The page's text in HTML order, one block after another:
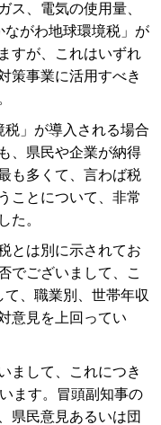
ス、電気の使用量、
ながわ地球環境税」が
すが、これはいずれ
策事業に活用すべき
税」が導入される場合
、県民や企業が納得
も多くて、言わば税
ことについて、非常
た。
とは別に示されてお
でございまして、こ
、職業別、世帯年収
意見を上回ってい
まして、これにつき
ます。冒頭副知事の
県民意見あるいは団